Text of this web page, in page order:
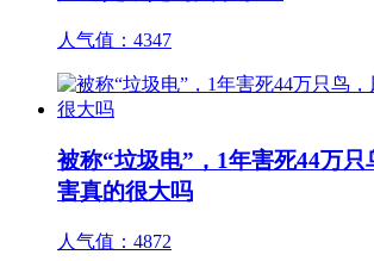
人气值： 4347
被称“垃圾电”，1年害死44万
害真的很大吗
人气值： 4872